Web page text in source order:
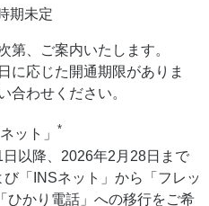
期未定
第、ご案内いたします。
に応じた開通期限がありま
合わせください。
ット」 *
以降、2026年2月28日まで
「INSネット」から「フレッ
ひかり電話」への移行をご希